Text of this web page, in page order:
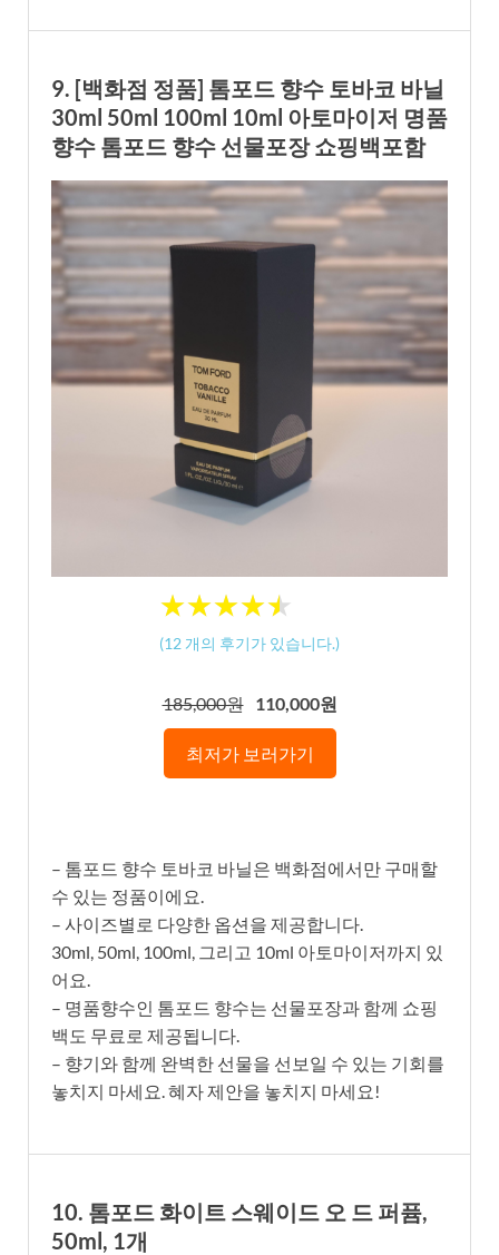
9. [백화점 정품] 톰포드 향수 토바코 바닐
30ml 50ml 100ml 10ml 아토마이저 명품
향수 톰포드 향수 선물포장 쇼핑백포함
★★★★★
★★★★★
(12 개의 후기가 있습니다.)
185,000원 110,000원
최저가 보러가기
– 톰포드 향수 토바코 바닐은 백화점에서만 구매할
수 있는 정품이에요.
– 사이즈별로 다양한 옵션을 제공합니다.
30ml, 50ml, 100ml, 그리고 10ml 아토마이저까지 있
어요.
– 명품향수인 톰포드 향수는 선물포장과 함께 쇼핑
백도 무료로 제공됩니다.
– 향기와 함께 완벽한 선물을 선보일 수 있는 기회를
놓치지 마세요. 혜자 제안을 놓치지 마세요!
10. 톰포드 화이트 스웨이드 오 드 퍼퓸,
50ml, 1개